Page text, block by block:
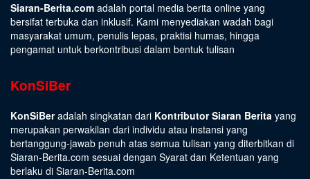
Siaran-Berita.com adalah portal media berita online yang
bersifat terbuka dan inklusif. Kami menyediakan wadah bagi
masyarakat umum, penulis lepas, praktisi humas, hingga
pengamat untuk berkontribusi dalam bentuk tulisan
KonSiBer
KonSiBeradalah singkatan dari Kontributor Siaran Berita yang
merupakan perwakilan dari individu atau instansi yang
bertanggung-jawab penuh atas semua tulisan yang diterbitkan di
Siaran-Berita.com sesuai dengan Syarat dan Ketentuan yang
berlaku di Siaran-Berita.com